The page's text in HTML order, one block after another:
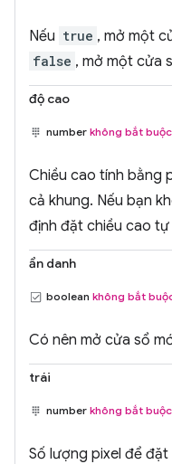
Nếu true , mở một
false , mở một cửa
độ cao
number không bắt buộc
Chiều cao tính bằng
cả khung. Nếu bạn
định đặt chiều cao tự
ẩn danh
boolean không bắt
Có nên mở cửa sổ
trái
number không bắt buộc
Số lượng pixel để